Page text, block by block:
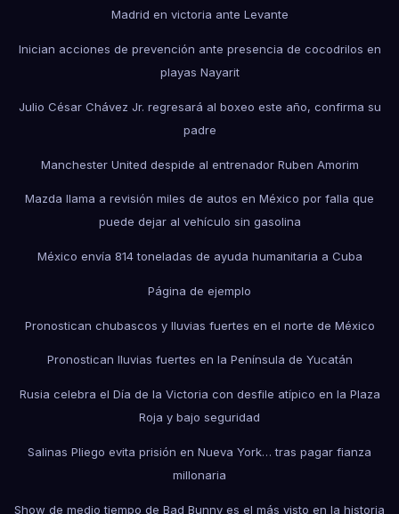
Madrid en victoria ante Levante
Inician acciones de prevención ante presencia de cocodrilos en
playas Nayarit
Julio César Chávez Jr. regresará al boxeo este año, confirma su
padre
Manchester United despide al entrenador Ruben Amorim
Mazda llama a revisión miles de autos en México por falla que
puede dejar al vehículo sin gasolina
México envía 814 toneladas de ayuda humanitaria a Cuba
Página de ejemplo
Pronostican chubascos y lluvias fuertes en el norte de México
Pronostican lluvias fuertes en la Península de Yucatán
Rusia celebra el Día de la Victoria con desfile atípico en la Plaza
Roja y bajo seguridad
Salinas Pliego evita prisión en Nueva York… tras pagar fianza
millonaria
Show de medio tiempo de Bad Bunny es el más visto en la historia